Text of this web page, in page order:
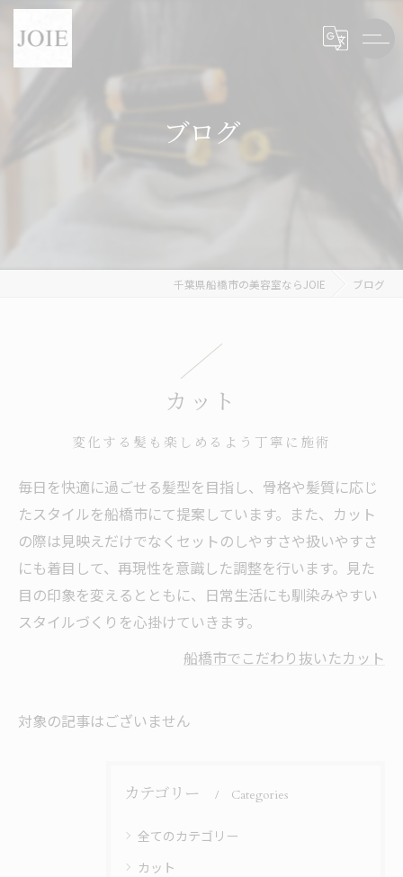
ブログ
千葉県船橋市の美容室ならJOIE ブログ
カット
変化する髪も楽しめるよう丁寧に施術
毎日を快適に過ごせる髪型を目指し、骨格や髪質に応じ
たスタイルを船橋市にて提案しています。また、カット
の際は見映えだけでなくセットのしやすさや扱いやすさ
にも着目して、再現性を意識した調整を行います。見た
目の印象を変えるとともに、日常生活にも馴染みやすい
スタイルづくりを心掛けていきます。
船橋市でこだわり抜いたカット
対象の記事はございません
カテゴリー Categories
全てのカテゴリー
カット